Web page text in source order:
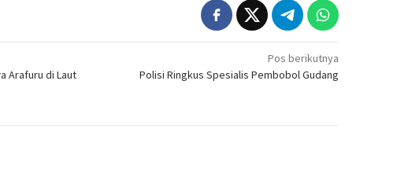
Arafuru di Laut
Pos berikutnya
Polisi Ringkus Spesialis Pembobol Gudang